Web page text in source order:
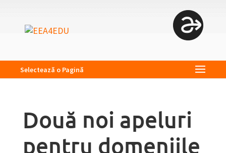
Selectează o Pagină
Două noi apeluri
pentru domeniile